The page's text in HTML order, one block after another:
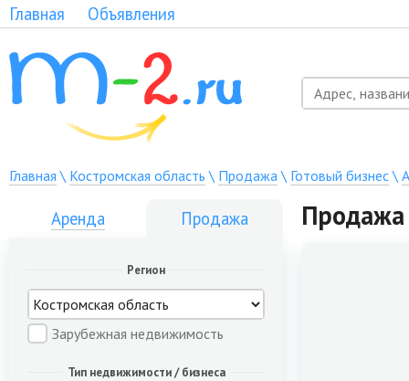
Главная Объявления
Главная \ Костромская область \ Продажа\ Готовый бизнес\
Аренда Продажа
Регион
Зарубежная недвижимость
Тип недвижимости / бизнеса
Продажа